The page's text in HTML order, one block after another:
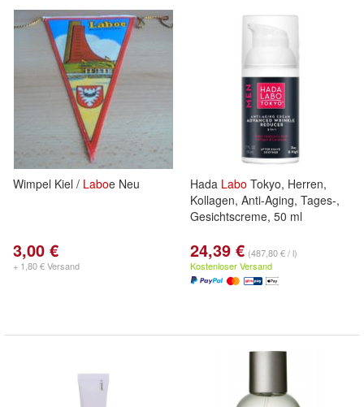
Wimpel Kiel / Laboe Neu
3,00 €
+ 1,80 € Versand
Hada Labo Tokyo, Herren,
Kollagen, Anti-Aging, Tages-,
Gesichtscreme, 50 ml
24,39 € (487,80 € / l)
Kostenloser Versand